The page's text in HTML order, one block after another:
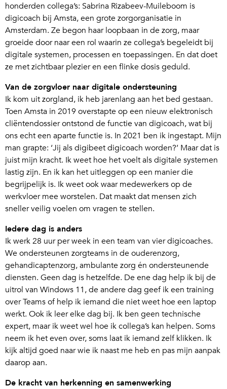
honderden collega’s: Sabrina Rizabeev-Muileboom is
digicoach bij Amsta, een grote zorgorganisatie in
Amsterdam. Ze begon haar loopbaan in de zorg, maar
groeide door naar een rol waarin ze collega’s begeleidt bij
digitale systemen, processen en toepassingen. En dat doet
ze met zichtbaar plezier en een flinke dosis geduld.
Van de zorgvloer naar digitale ondersteuning
Ik kom uit zorgland, ik heb jarenlang aan het bed gestaan.
Toen Amsta in 2019 overstapte op een nieuw elektronisch
cliëntendossier ontstond de functie van digicoach, wat bij
ons echt een aparte functie is. In 2021 ben ik ingestapt. Mijn
man grapte: ‘Jij als digibeet digicoach worden?’ Maar dat is
juist mijn kracht. Ik weet hoe het voelt als digitale systemen
lastig zijn. En ik kan het uitleggen op een manier die
begrijpelijk is. Ik weet ook waar medewerkers op de
werkvloer mee worstelen. Dat maakt dat mensen zich
sneller veilig voelen om vragen te stellen.
Iedere dag is anders
Ik werk 28 uur per week in een team van vier digicoaches.
We ondersteunen zorgteams in de ouderenzorg,
gehandicaptenzorg, ambulante zorg én ondersteunende
diensten. Geen dag is hetzelfde. De ene dag help ik bij de
uitrol van Windows 11, de andere dag geef ik een training
over Teams of help ik iemand die niet weet hoe een laptop
werkt. Ook ik leer elke dag bij. Ik ben geen technische
expert, maar ik weet wel hoe ik collega’s kan helpen. Soms
neem ik het even over, soms laat ik iemand zelf klikken. Ik
kijk altijd goed naar wie ik naast me heb en pas mijn aanpak
daarop aan.
De kracht van herkenning en samenwerking